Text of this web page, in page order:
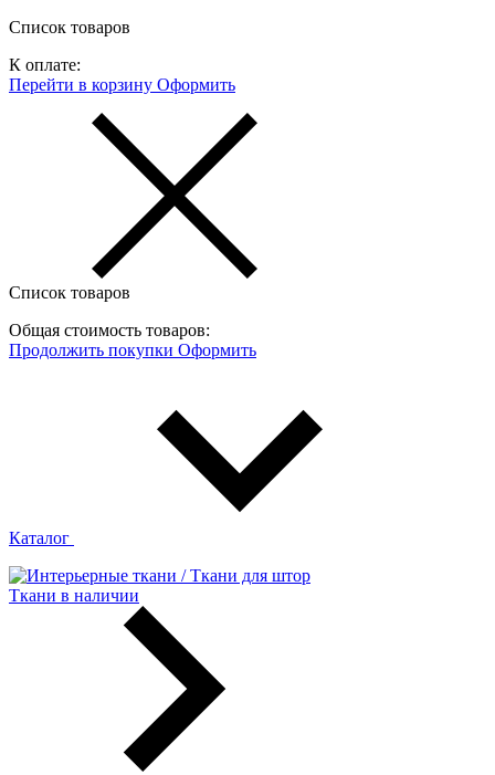
Список товаров
К оплате:
Перейти в корзину Оформить
Список товаров
Общая стоимость товаров:
Продолжить покупки Оформить
Каталог
Ткани в наличии